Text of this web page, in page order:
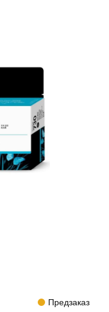
Предзаказ